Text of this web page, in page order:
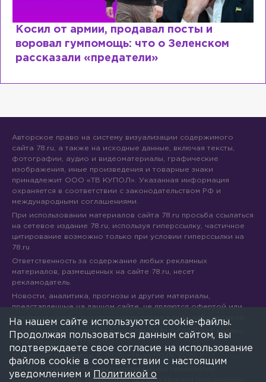
Косил от армии, продавал посты и
воровал гумпомощь: что о Зеленском
рассказали «предатели»
Авторское право на систему визуализации содержимого
сайта 78.ru, а также на исходные данные, включая тексты,
фотографии, аудио и видеоматериалы, графические
изображения, иные произведения и товарные знаки
принадлежит ООО «ТВ КУПОЛ». Указанная информация
охраняется в соответствии с законодательством РФ и
международными соглашениями.
При использовании материалов сайта 78.ru просьба ссылаться
на сетевое издание 78.ru, используя гиперссылку, частичное
цитирование возможно только при условии гиперссылки на
78.ru
Ответственность за содержание любых рекламных
материалов, размещенных на сайте 78.ru, несет
рекламодатель.
Новости, аналитика, прогнозы и другие материалы,
представленные на данном сайте, не являются офертой или
рекомендацией к покупке или продаже каких-либо активов.
Свидетельство о регистрации СМИ Эл № ФС77-71293 выдано
Все права защищены © ООО «ТВ КУПОЛ»
На 78.ru применяются рекомендательные технологии
(информационные технологии предоставления информации
На нашем сайте используются cookie-файлы.
Продолжая пользоваться данным сайтом, вы
подтверждаете свое согласие на использование
файлов cookie в соответствии с настоящим
уведомлением и
Политикой о